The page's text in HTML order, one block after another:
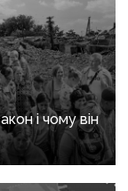
і чому він